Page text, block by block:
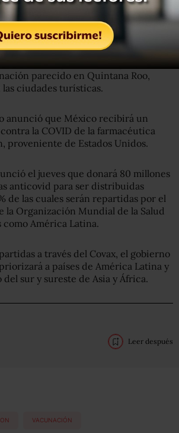
& Johnson solamente necesita una
para prevenir enfermedad grave por
y no requiere de ultracongelación.
Manuel López Obrador pidió un
parecido en Quintana Roo,
las ciudades turísticas.
anunció que México recibirá un
la COVID de la farmacéutica
proveniente de Estados Unidos.
el jueves que donará 80 millones
anticovid para ser distribuidas
de las cuales serán repartidas por el
la Organización Mundial de la Salud
como América Latina.
a través del Covax, el gobierno
a países de América Latina y
del sur y sureste de Asia y África.
Leer después
VACUNACIÓN